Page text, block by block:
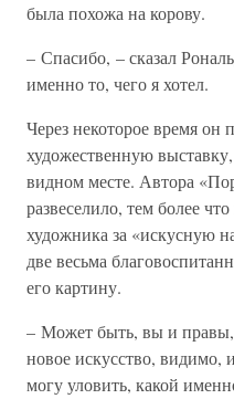
была похожа на корову.
– Спасибо, – сказал
именно то, чего я хотел.
Через некоторое время он
художественную
видном месте. Автора
развеселило, тем более
художника за «искусную
две весьма
его картину.
– Может быть, вы и правы,
новое искусство, видимо,
могу уловить, какой